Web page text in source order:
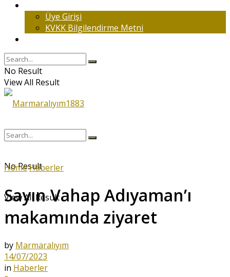
Üye Girişi
KVKK Bilgilendirme Metni
No Result
View All Result
No Result
View All Result
HomeHaberler
Sayın Vahap Adıyaman’ı
makamında ziyaret
by Marmaralıyım
14/07/2023
in Haberler